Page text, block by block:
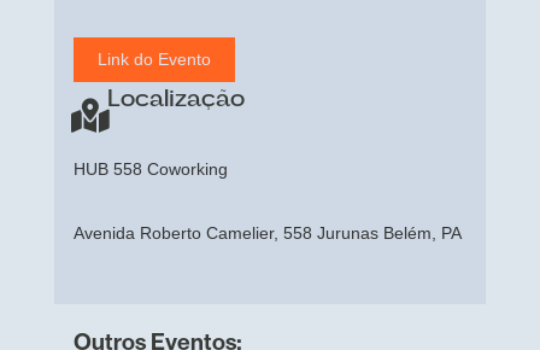
Link do Evento
Localização
HUB 558 Coworking
Avenida Roberto Camelier, 558 Jurunas Belém, PA
Outros Eventos: